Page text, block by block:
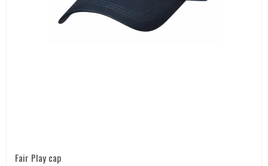
Fair Play cap